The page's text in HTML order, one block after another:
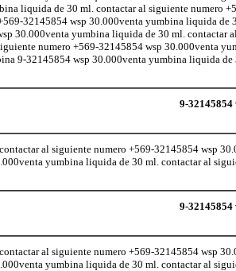
liquida de 30 ml. contactar al siguiente numero
32145854 wsp 30.000venta yumbina liquida de
30.000venta yumbina liquida de 30 ml. contactar
numero +569-32145854 wsp 30.000venta
9-32145854 wsp 30.000venta yumbina liquida
9-32145854
al siguiente numero +569-32145854 wsp
yumbina liquida de 30 ml. contactar al
9-32145854
al siguiente numero +569-32145854 wsp
yumbina liquida de 30 ml. contactar al